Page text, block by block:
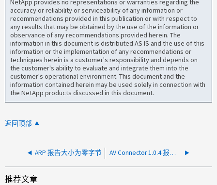
NetApp provides no representations or warranties regarding the
accuracy or reliability or serviceability of any information or
recommendations provided in this publication or with respect to
any results that may be obtained by the use of the information or
observance of any recommendations provided herein. The
information in this document is distributed AS IS and the use of this
information or the implementation of any recommendations or
techniques herein is a customer's responsibility and depends on
the customer's ability to evaluate and integrate them into the
customer's operational environment. This document and the
information contained herein may be used solely in connection with
the NetApp products discussed in this document.
返回顶部
ARP 报告大小为零字节 AV Connector 1.0.4 报告基础连接已关闭
推荐文章